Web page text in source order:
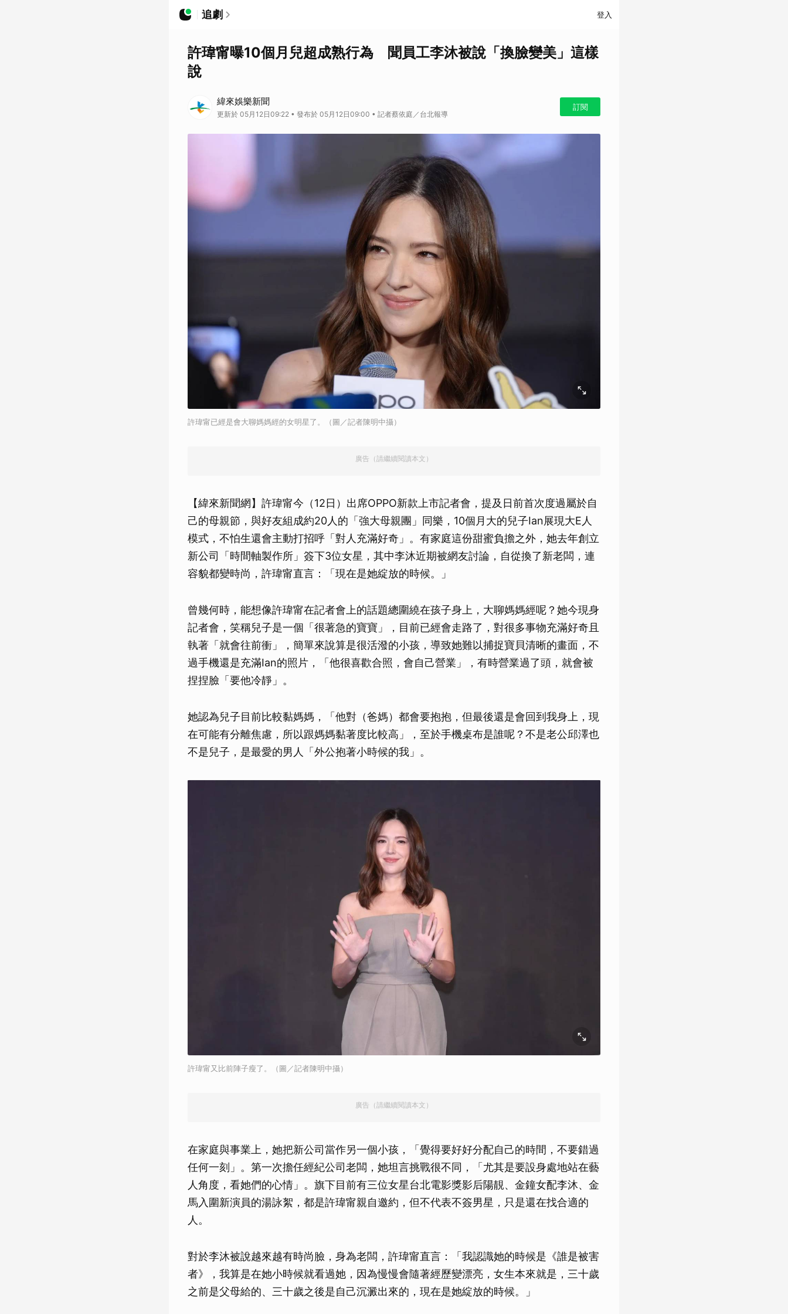
追劇 登入
許瑋甯曝10個月兒超成熟行為 聞員工李沐被說「換臉變美」這樣
說
緯來娛樂新聞
更新於 05月12日09:22 • 發布於 05月12日09:00 • 記者蔡依庭／台北報導
訂閱
許瑋甯已經是會大聊媽媽經的女明星了。（圖／記者陳明中攝）
廣告（請繼續閱讀本文）
【緯來新聞網】許瑋甯今（12日）出席OPPO新款上市記者會，提及日前首次度過屬於自
己的母親節，與好友組成約20人的「強大母親團」同樂，10個月大的兒子Ian展現大E人
模式，不怕生還會主動打招呼「對人充滿好奇」。有家庭這份甜蜜負擔之外，她去年創立
新公司「時間軸製作所」簽下3位女星，其中李沐近期被網友討論，自從換了新老闆，連
容貌都變時尚，許瑋甯直言：「現在是她綻放的時候。」
曾幾何時，能想像許瑋甯在記者會上的話題總圍繞在孩子身上，大聊媽媽經呢？她今現身
記者會，笑稱兒子是一個「很著急的寶寶」，目前已經會走路了，對很多事物充滿好奇且
執著「就會往前衝」，簡單來說算是很活潑的小孩，導致她難以捕捉寶貝清晰的畫面，不
過手機還是充滿Ian的照片，「他很喜歡合照，會自己營業」，有時營業過了頭，就會被
捏捏臉「要他冷靜」。
她認為兒子目前比較黏媽媽，「他對（爸媽）都會要抱抱，但最後還是會回到我身上，現
在可能有分離焦慮，所以跟媽媽黏著度比較高」，至於手機桌布是誰呢？不是老公邱澤也
不是兒子，是最愛的男人「外公抱著小時候的我」。
許瑋甯又比前陣子瘦了。（圖／記者陳明中攝）
廣告（請繼續閱讀本文）
在家庭與事業上，她把新公司當作另一個小孩，「覺得要好好分配自己的時間，不要錯過
任何一刻」。第一次擔任經紀公司老闆，她坦言挑戰很不同，「尤其是要設身處地站在藝
人角度，看她們的心情」。旗下目前有三位女星台北電影獎影后陽靚、金鐘女配李沐、金
馬入圍新演員的湯詠絮，都是許瑋甯親自邀約，但不代表不簽男星，只是還在找合適的
人。
對於李沐被說越來越有時尚臉，身為老闆，許瑋甯直言：「我認識她的時候是《誰是被害
者》，我算是在她小時候就看過她，因為慢慢會隨著經歷變漂亮，女生本來就是，三十歲
之前是父母給的、三十歲之後是自己沉澱出來的，現在是她綻放的時候。」